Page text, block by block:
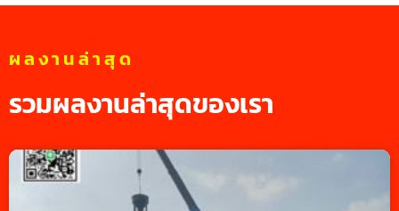
ผลงานล่าสุด
รวมผลงานล่าสุดของเรา